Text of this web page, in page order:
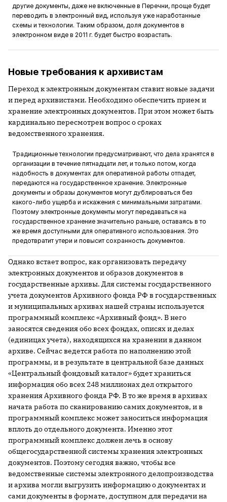
другие документы, даже не включенные в Перечни, проще будет
переводить в электронный вид, используя уже наработанные
схемы и технологии. Таким образом, доля документов в
электронном виде в 2011 г. будет быстро возрастать.
Новые требования к архивистам
Переход к электронным документам ставит новые задачи
и перед архивистами. Необходимо обеспечить прием и
хранение электронных документов. При этом может быть
кардинально пересмотрен вопрос о сроках
ведомственного хранения.
Традиционные технологии предусматривают, что дела хранятся в
организации в течение пятнадцати лет, и только потом, когда
надобность в документах для оперативной работы отпадет,
передаются на государственное хранение. Электронные
документы и образы документов могут дублироваться без
какого-либо ущерба и искажения с минимальными затратами.
Поэтому электронные документы могут передаваться на
государственное хранение значительно раньше, оставаясь в то
же время доступными для оперативного использования. Это
предотвратит утери и повысит сохранность документов.
Однако встает вопрос, как организовать передачу
электронных документов и образов документов в
государственные архивы. Для системы государственного
учета документов Архивного фонда РФ в государственных
и муниципальных архивах нашей страны используется
программный комплекс «Архивный фонд». В него
заносятся сведения обо всех фондах, описях и делах
(единицах учета), находящихся на хранении в данном
архиве. Сейчас ведется работа по наполнению этой
программы, и в результате в центральной базе данных
«Центральный фондовый каталог» будет храниться
информация обо всех 248 миллионах дел открытого
хранения Архивного фонда РФ. В то же время в архивах
начата работа по сканированию самих документов, и в
программный комплекс может заноситься информация
вплоть до отдельного документа. Именно этот
программный комплекс должен лечь в основу
общегосударственной системы хранения электронных
документов. Поэтому сегодня важно, чтобы все
ведомственные системы электронного делопроизводства
и архива могли выгрузить информацию о документах и
сами документы в формате, доступном для передачи на